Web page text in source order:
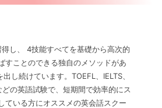
し、 4技能すべてを基礎から高次的
すことのできる独自のメソッドがあ
し続けています。TOEFL、IELTS、
の英語試験で、短期間で効率的にス
ている方にオススメの英会話スクー